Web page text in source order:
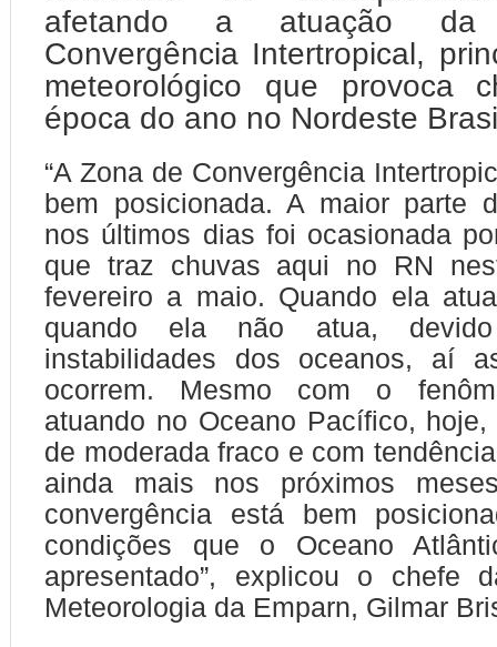
afetando a atuação
Convergência Intertropical,
meteorológico que provoca
época do ano no Nordeste
“A Zona de Convergência
bem posicionada. A maior parte
nos últimos dias foi ocasionada
que traz chuvas aqui no RN
fevereiro a maio. Quando ela
quando ela não atua,
instabilidades dos oceanos, aí
ocorrem. Mesmo com o
atuando no Oceano Pacífico,
de moderada fraco e com
ainda mais nos próximos
convergência está bem
condições que o Oceano
apresentado”, explicou o chefe
Meteorologia da Emparn, Gilmar